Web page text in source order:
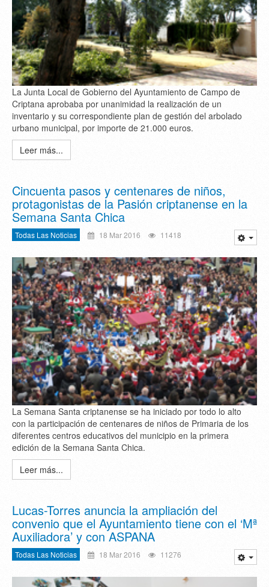
La Junta Local de Gobierno del Ayuntamiento de Campo de
Criptana aprobaba por unanimidad la realización de un
inventario y su correspondiente plan de gestión del arbolado
urbano municipal, por importe de 21.000 euros.
Leer más...
Cincuenta pasos y centenares de niños,
protagonistas de la Pasión criptanense en la
Semana Santa Chica
Todas Las Noticias 18 Mar 2016 11418
La Semana Santa criptanense se ha iniciado por todo lo alto
con la participación de centenares de niños de Primaria de los
diferentes centros educativos del municipio en la primera
edición de la Semana Santa Chica.
Leer más...
Lucas-Torres anuncia la ampliación del
convenio que el Ayuntamiento tiene con el ‘Mª
Auxiliadora’ y con ASPANA
Todas Las Noticias 18 Mar 2016 11276